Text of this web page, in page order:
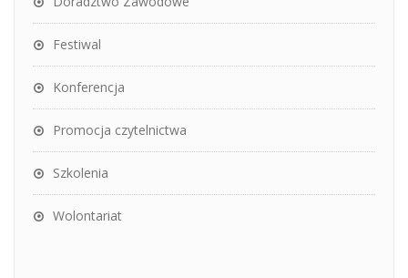
Festiwal
Konferencja
Promocja czytelnictwa
Szkolenia
Wolontariat